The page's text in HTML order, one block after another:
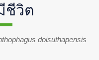
ชีวิต
doisuthapensis